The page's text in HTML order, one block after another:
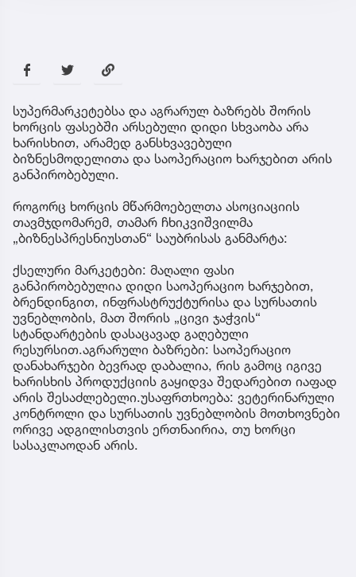
სუპერმარკეტებსა და აგრარულ ბაზრებს შორის
ხორცის ფასებში არსებული დიდი სხვაობა არა
ხარისხით, არამედ განსხვავებული
ბიზნესმოდელითა და საოპერაციო ხარჯებით არის
განპირობებული.
როგორც ხორცის მწარმოებელთა ასოციაციის
თავმჯდომარემ, თამარ ჩხიკვიშვილმა
„ბიზნესპრესნიუსთან“ საუბრისას განმარტა:
ქსელური მარკეტები: მაღალი ფასი
განპირობებულია დიდი საოპერაციო ხარჯებით,
ბრენდინგით, ინფრასტრუქტურისა და სურსათის
უვნებლობის, მათ შორის „ცივი ჯაჭვის“
სტანდარტების დასაცავად გაღებული
რესურსით.აგრარული ბაზრები: საოპერაციო
დანახარჯები ბევრად დაბალია, რის გამოც იგივე
ხარისხის პროდუქციის გაყიდვა შედარებით იაფად
არის შესაძლებელი.უსაფრთხოება: ვეტერინარული
კონტროლი და სურსათის უვნებლობის მოთხოვნები
ორივე ადგილისთვის ერთნაირია, თუ ხორცი
სასაკლაოდან არის.